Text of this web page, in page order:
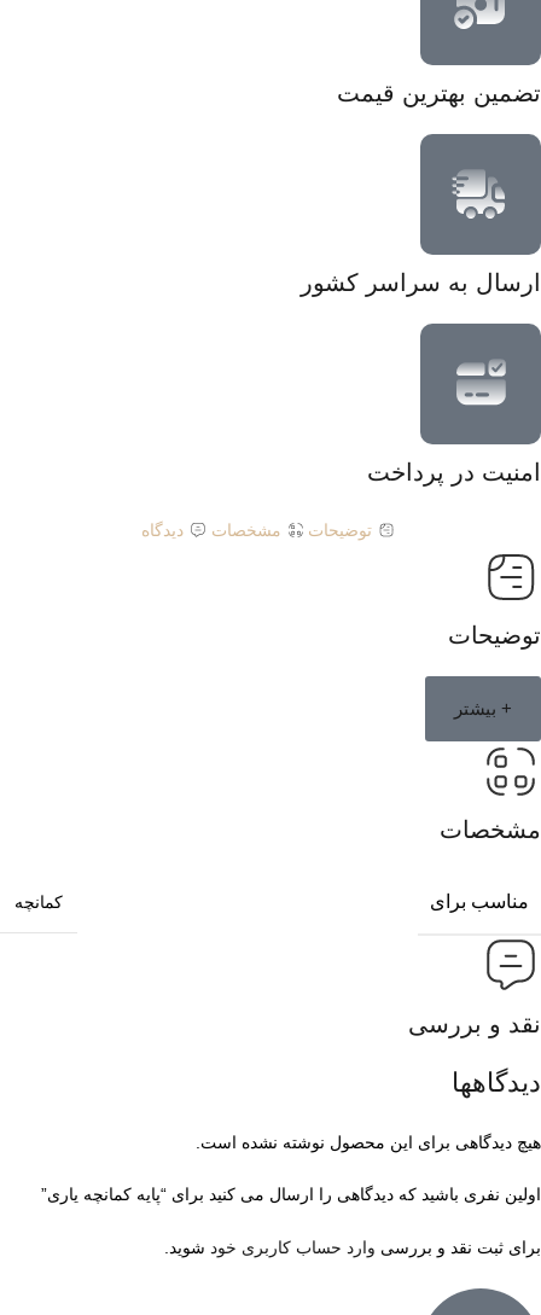
تضمین بهترین قیمت
ارسال به سراسر کشور
امنیت در پرداخت
توضیحات مشخصات دیدگاه
توضیحات
+ بیشتر
مشخصات
مناسب برای کمانچه
نقد و بررسی
دیدگاهها
هیچ دیدگاهی برای این محصول نوشته نشده است.
اولین نفری باشید که دیدگاهی را ارسال می کنید برای “پایه کمانچه یاری”
برای ثبت نقد و بررسی وارد حساب کاربری خود شوید.